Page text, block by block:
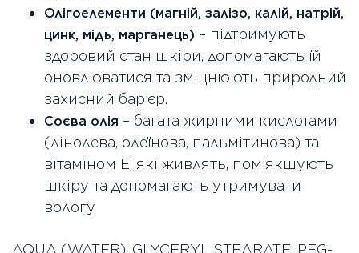
Олігоелементи (магній, залізо, калій, натрій,
цинк, мідь, марганець) – підтримують
здоровий стан шкіри, допомагають їй
оновлюватися та зміцнюють природний
захисний бар’єр.
Соєва олія – багата жирними кислотами
(лінолева, олеїнова, пальмітинова) та
вітаміном Е, які живлять, пом’якшують
шкіру та допомагають утримувати
вологу.
AQUA (WATER), GLYCERYL STEARATE, PEG-